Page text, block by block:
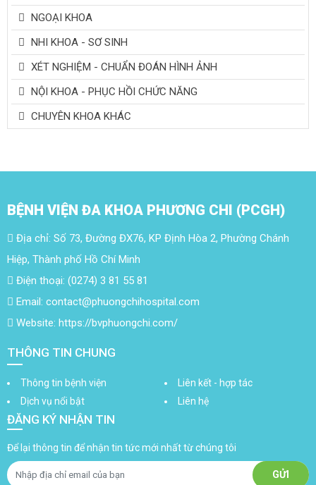
NGOẠI KHOA
NHI KHOA - SƠ SINH
XÉT NGHIỆM - CHUẨN ĐOÁN HÌNH ẢNH
NỘI KHOA - PHỤC HỒI CHỨC NĂNG
CHUYÊN KHOA KHÁC
BỆNH VIỆN ĐA KHOA PHƯƠNG CHI (PCGH)
Địa chỉ: Số 73, Đường ĐX76, KP Định Hòa 2, Phường Chánh
Hiệp, Thành phố Hồ Chí Minh
Điện thoại: (0274) 3 81 55 81
Email: contact@phuongchihospital.com
Website: https://bvphuongchi.com/
THÔNG TIN CHUNG
Thông tin bệnh viện
Liên kết - hợp tác
Dịch vụ nổi bật
Liên hệ
ĐĂNG KÝ NHẬN TIN
Để lại thông tin để nhận tin tức mới nhất từ chúng tôi